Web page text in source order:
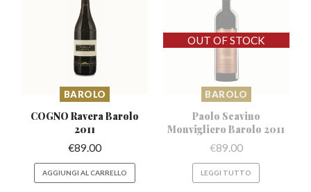
BAROLO
COGNO RaveraBarolo
2011
€89.00
AGGIUNGI AL CARRELLO
BAROLO
Paolo Scavino
MonviglieroBarolo 2011
€89.00
LEGGI TUTTO